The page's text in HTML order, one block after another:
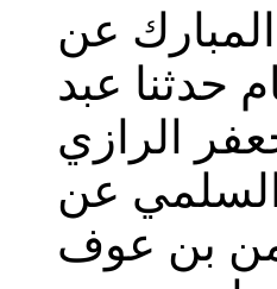
المبارك عن
حدثنا عبد
الرازي
عن
بن عوف